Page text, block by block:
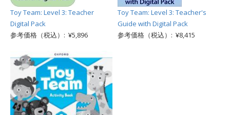
Toy Team: Level 3: Teacher
Digital Pack
参考価格（税込）: ¥5,896
Toy Team: Level 3: Teacher's
Guide with Digital Pack
参考価格（税込）: ¥8,415